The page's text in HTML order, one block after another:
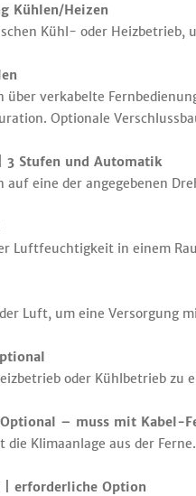
Kühlen/Heizen
Kühl- oder Heizbetrieb,
über verkabelte
Optionale
Stufen und Automatik
auf eine der angegebenen
Luftfeuchtigkeit in einem
Luft, um eine Versorgung
oder Kühlbetrieb zu
– muss mit Kabel-
Klimaanlage aus der Ferne.
| erforderliche Option